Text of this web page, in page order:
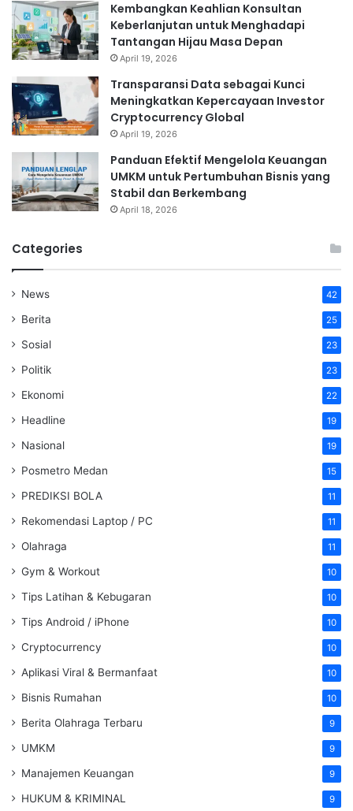
Kembangkan Keahlian Konsultan
Keberlanjutan untuk Menghadapi
Tantangan Hijau Masa Depan
April 19, 2026
Transparansi Data sebagai Kunci
Meningkatkan Kepercayaan Investor
Cryptocurrency Global
April 19, 2026
Panduan Efektif Mengelola Keuangan
UMKM untuk Pertumbuhan Bisnis yang
Stabil dan Berkembang
April 18, 2026
Categories
News 42
Berita 25
Sosial 23
Politik 23
Ekonomi 22
Headline 19
Nasional 19
Posmetro Medan 15
PREDIKSI BOLA 11
Rekomendasi Laptop / PC 11
Olahraga 11
Gym & Workout 10
Tips Latihan & Kebugaran 10
Tips Android / iPhone 10
Cryptocurrency 10
Aplikasi Viral & Bermanfaat 10
Bisnis Rumahan 10
Berita Olahraga Terbaru 9
UMKM 9
Manajemen Keuangan 9
HUKUM & KRIMINAL 9